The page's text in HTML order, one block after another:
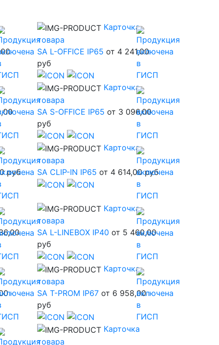
Карточка
товара
SA L-OFFICE IP65 от 4 241,00
руб
Карточка
товара
SA S-OFFICE IP65 от 3 096,00
руб
руб
Карточка
товара
SA CLIP-IN IP65 от 4 614,00 руб
Карточка
товара
SA L-LINEBOX IP40 от 5 460,00
руб
Карточка
товара
SA T-PROM IP67 от 6 958,00
руб
Карточка
товара